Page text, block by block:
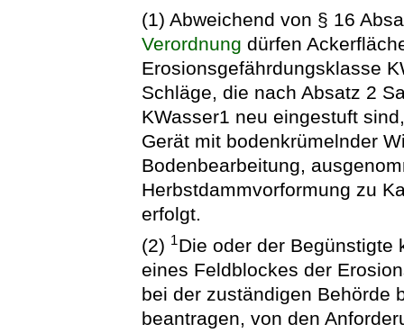
(1) Abweichend von § 16
Verordnung dürfen
Erosionsgefährdungsklasse
Schläge, die nach Absatz 2
KWasser1 neu eingestuft
Gerät mit bodenkrümelnder
Bodenbearbeitung,
Herbstdammvorformung zu
erfolgt.
(2) 1Die oder der Begünstigte
eines Feldblockes der
bei der zuständigen Behörde
beantragen, von den